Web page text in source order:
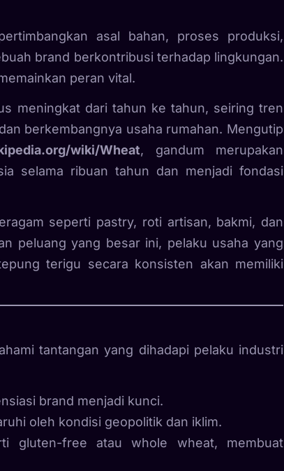
asal bahan, proses produksi,
brand berkontribusi terhadap lingkungan.
peran vital.
meningkat dari tahun ke tahun, seiring tren
berkembangnya usaha rumahan. Mengutip
wiki/Wheat, gandum merupakan
selama ribuan tahun dan menjadi fondasi
seperti pastry, roti artisan, bakmi, dan
peluang yang besar ini, pelaku usaha yang
terigu secara konsisten akan memiliki
tantangan yang dihadapi pelaku industri
brand menjadi kunci.
oleh kondisi geopolitik dan iklim.
gluten-free atau whole wheat, membuat